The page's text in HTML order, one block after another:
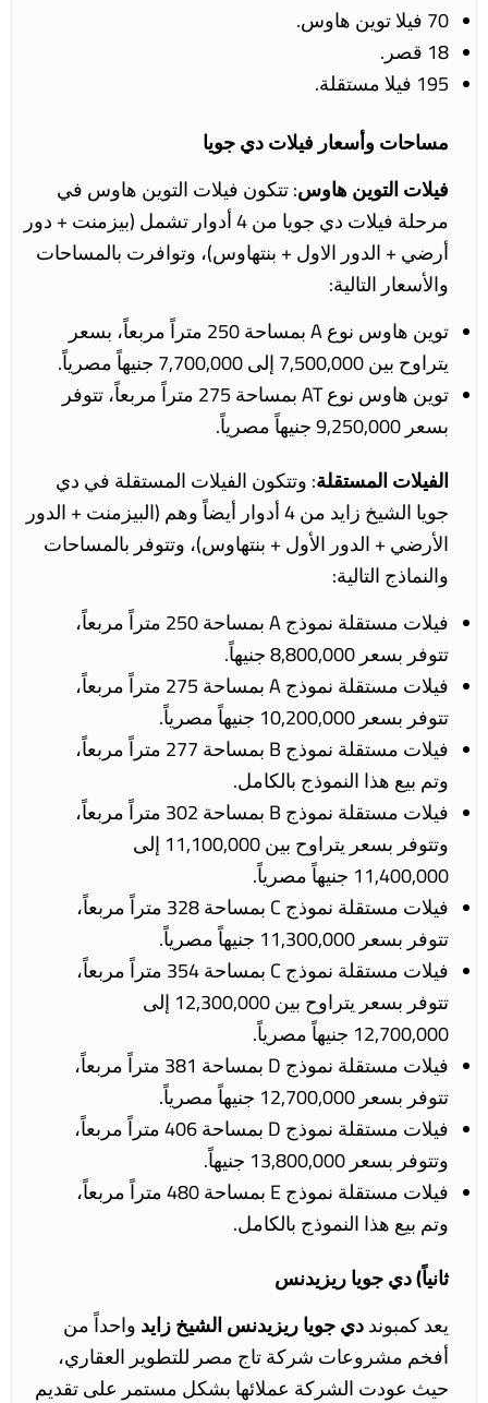
70 فيلا توين هاوس.
18 قصر.
195 فيلا مستقلة.
مساحات وأسعار فيلات دي جويا
فيلات التوين هاوس: تتكون فيلات التوين هاوس في
مرحلة فيلات دي جويا من 4 أدوار تشمل (بيزمنت + دور
أرضي + الدور الاول + بنتهاوس)، وتوافرت بالمساحات
والأسعار التالية:
توين هاوس نوع A بمساحة 250 متراً مربعاً، بسعر
يتراوح بين 7,500,000 إلى 7,700,000 جنيهاً مصرياً.
توين هاوس نوع AT بمساحة 275 متراً مربعاً، تتوفر
بسعر 9,250,000 جنيهاً مصرياً.
الفيلات المستقلة: وتتكون الفيلات المستقلة في دي
جويا الشيخ زايد من 4 أدوار أيضاً وهم (البيزمنت + الدور
الأرضي + الدور الأول + بنتهاوس)، وتتوفر بالمساحات
والنماذج التالية:
فيلات مستقلة نموذج A بمساحة 250 متراً مربعاً،
تتوفر بسعر 8,800,000 جنيهاً.
فيلات مستقلة نموذج A بمساحة 275 متراً مربعاً،
تتوفر بسعر 10,200,000 جنيهاً مصرياً.
فيلات مستقلة نموذج B بمساحة 277 متراً مربعاً،
وتم بيع هذا النموذج بالكامل.
فيلات مستقلة نموذج B بمساحة 302 متراً مربعاً،
وتتوفر بسعر يتراوح بين 11,100,000 إلى
11,400,000 جنيهاً مصرياً.
فيلات مستقلة نموذج C بمساحة 328 متراً مربعاً،
تتوفر بسعر 11,300,000 جنيهاً مصرياً.
فيلات مستقلة نموذج C بمساحة 354 متراً مربعاً،
تتوفر بسعر يتراوح بين 12,300,000 إلى
12,700,000 جنيهاً مصرياً.
فيلات مستقلة نموذج D بمساحة 381 متراً مربعاً،
تتوفر بسعر 12,700,000 جنيهاً مصرياً.
فيلات مستقلة نموذج D بمساحة 406 متراً مربعاً،
وتتوفر بسعر 13,800,000 جنيهاً.
فيلات مستقلة نموذج E بمساحة 480 متراً مربعاً،
وتم بيع هذا النموذج بالكامل.
ثانياً) دي جويا ريزيدنس
يعد كمبونددي جويا ريزيدنس الشيخ زايدواحداً من
أفخم مشروعات شركة تاج مصر للتطوير العقاري،
حيث عودت الشركة عملائها بشكل مستمر على تقديم